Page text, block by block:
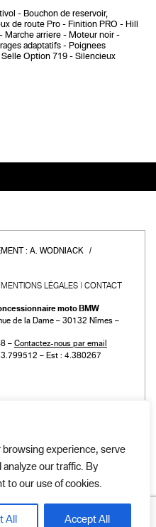
experience, serve
our traffic. By
to our use of cookies.
All Accept All
Bouchon de reservoir,
de route Pro Finition PRO
Hill
Marche arriere
Moteur noir
adaptatifs
Poignees
Selle Option 719
Silencieux
: A. WODNIACK
MENTIONS LÉGALES CONTACT
moto BMW
de la Dame – 30132 Nîmes –
– Contactez-nous par email
– Est : 4.380267